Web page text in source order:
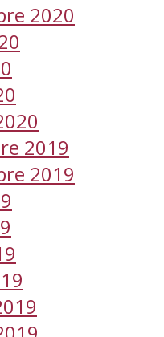
2020
2019
2019